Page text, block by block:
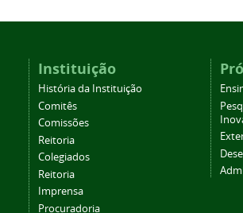
Instituição
História da Instituição
Comitês
Comissões
Reitoria
Colegiados
Reitoria
Imprensa
Procuradoria